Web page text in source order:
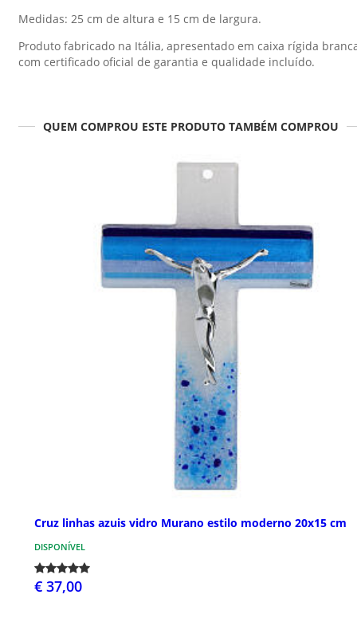
Medidas: 25 cm de altura e 15 cm de largura.
Produto fabricado na Itália, apresentado em caixa rígida
com certificado oficial de garantia e qualidade incluído.
QUEM COMPROU ESTE PRODUTO TAMBÉM COMPROU
Cruz linhas azuis vidro Murano estilo moderno 20x15 cm
DISPONÍVEL
€ 37,00